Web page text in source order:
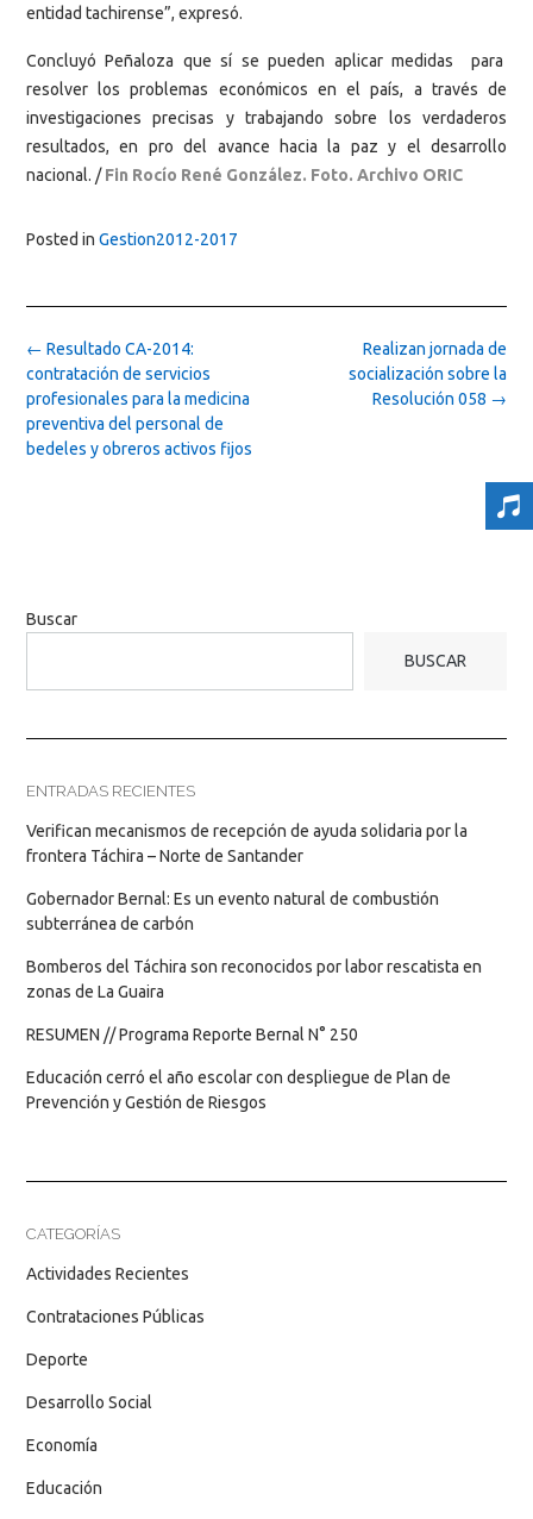
entidad tachirense”, expresó.
Concluyó Peñaloza que sí se pueden aplicar medidas para
resolver los problemas económicos en el país, a través de
investigaciones precisas y trabajando sobre los verdaderos
resultados, en pro del avance hacia la paz y el desarrollo
nacional. / Fin Rocío René González. Foto. Archivo ORIC
Posted in Gestion2012-2017
Post
navigation
Realizan jornada de
socialización sobre la
Resolución 058 →
← Resultado CA-2014:
contratación de servicios
profesionales para la medicina
preventiva del personal de
bedeles y obreros activos fijos
Buscar
BUSCAR
ENTRADAS RECIENTES
Verifican mecanismos de recepción de ayuda solidaria por la
frontera Táchira – Norte de Santander
Gobernador Bernal: Es un evento natural de combustión
subterránea de carbón
Bomberos del Táchira son reconocidos por labor rescatista en
zonas de La Guaira
RESUMEN // Programa Reporte Bernal N° 250
Educación cerró el año escolar con despliegue de Plan de
Prevención y Gestión de Riesgos
CATEGORÍAS
Actividades Recientes
Contrataciones Públicas
Deporte
Desarrollo Social
Economía
Educación